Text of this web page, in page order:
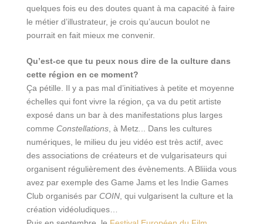
quelques fois eu des doutes quant à ma capacité à faire
le métier d’illustrateur, je crois qu’aucun boulot ne
pourrait en fait mieux me convenir.
Qu’est-ce que tu peux nous dire de la culture dans
cette région en ce moment?
Ça pétille. Il y a pas mal d’initiatives à petite et moyenne
échelles qui font vivre la région, ça va du petit artiste
exposé dans un bar à des manifestations plus larges
comme Constellations , à Metz
.. Dans les cultures
numériques, le milieu du jeu vidéo est très actif, avec
des associations de créateurs et de vulgarisateurs qui
organisent régulièrement des évènements. A Bliiida vous
avez par exemple des Game Jams et les Indie Games
Club organisés par COIN , qui vulgarisent la culture et la
création vidéoludiques…